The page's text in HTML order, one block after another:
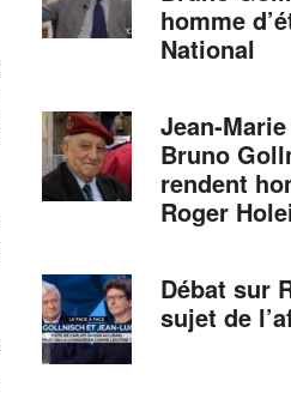
homme
National
Jean-
Bruno
rendent
Roger
Débat sur
sujet de